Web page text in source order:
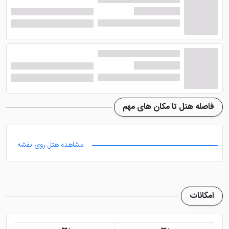
رستوران هتل هاربیی رزیدنس
استانبول، صرف غذا در تراس هتل
هتل جذاب هاربیی رزیدنس استانبول دارای رستوران
بسیار شیک و منحصر به فردی می باشد که با انواع غذاهای با
کیفیت و فضای زیبا مهمانان مقیم در این هتل را جذب خود
می کند. برای مراجع به رستوران هتل کافی است به تراس
مراجعه نمایید و از تنوع غذایی در منوی آن نهایت بهره را
قطعا صرف غذا در داخل هتل سه ستاره هاربیی رزیدنس
گردشگران این هتل را نسبت به دیگر هتل های سه ستاره
ترجیح می دهند. شما می توانید هنگام میل غذای مورد
علاقه خود در کنار خانواده و عزیزان، از منظره زیبا در فضای
فاصله هتل تا مکان های مهم
مشاهده هتل روی نقشه
امکانات